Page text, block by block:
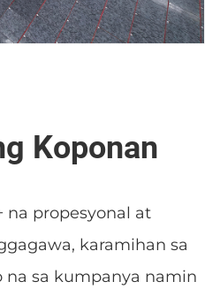
Koponan
na propesyonal at
karamihan sa
na sa kumpanya namin